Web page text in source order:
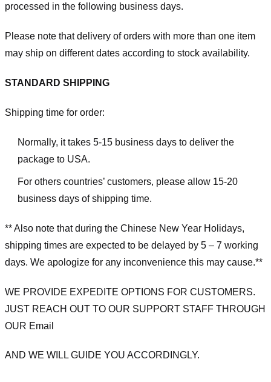
processed in the following business days.
Please note that delivery of orders with more than one item
may ship on different dates according to stock availability.
STANDARD SHIPPING
Shipping time for order:
Normally, it takes 5-15 business days to deliver the
package to USA.
For others countries’ customers, please allow 15-20
business days of shipping time.
** Also note that during the Chinese New Year Holidays,
shipping times are expected to be delayed by 5 – 7 working
days. We apologize for any inconvenience this may cause.**
WE PROVIDE EXPEDITE OPTIONS FOR CUSTOMERS.
JUST REACH OUT TO OUR SUPPORT STAFF THROUGH
OUR Email
AND WE WILL GUIDE YOU ACCORDINGLY.